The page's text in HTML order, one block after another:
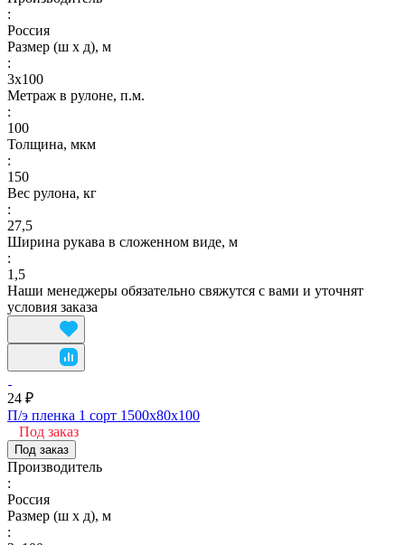
:
Россия
Размер (ш х д), м
:
3х100
Метраж в рулоне, п.м.
:
100
Толщина, мкм
:
150
Вес рулона, кг
:
27,5
Ширина рукава в сложенном виде, м
:
1,5
Наши менеджеры обязательно свяжутся с вами и уточнят
условия заказа
24 ₽
П/э пленка 1 сорт 1500х80х100
Под заказ
Под заказ
Производитель
:
Россия
Размер (ш х д), м
: